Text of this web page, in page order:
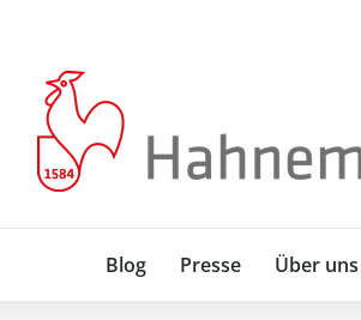
Blog Presse Über uns